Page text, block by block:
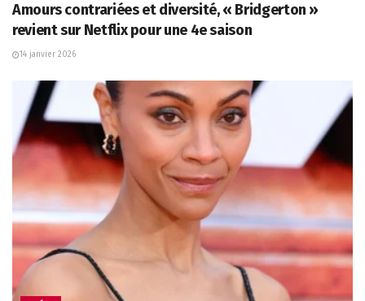
Amours contrariées et diversité, « Bridgerton »
revient sur Netflix pour une 4e saison
14 janvier 2026